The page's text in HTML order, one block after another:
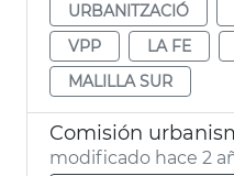
URBANITZACIÓ
VPP
LA FE
MALILLA SUR
Comisión
modificado hace 2